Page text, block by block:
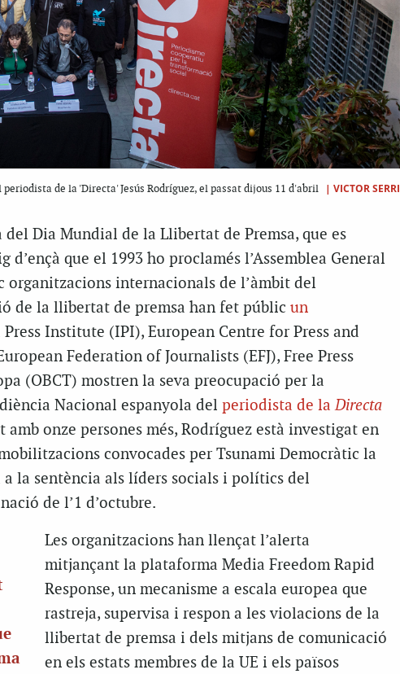
de la 'Directa' Jesús Rodríguez, el passat dijous 11 d'abril | VICTOR SERRI
Dia Mundial de la Llibertat de Premsa, que es
d’ençà que el 1993 ho proclamés l’Assemblea General
organitzacions internacionals de l’àmbit del
de la llibertat de premsa han fet públic un
Institute (IPI), European Centre for Press and
Federation of Journalists (EFJ), Free Press
(OBCT) mostren la seva preocupació per la
Nacional espanyola del periodista de laDirecta
amb onze persones més, Rodríguez està investigat en
convocades per Tsunami Democràtic la
a la sentència als líders socials i polítics del
de l’1 d’octubre.
Les organitzacions han llençat l’alerta
mitjançant la plataforma Media Freedom Rapid
Response, un mecanisme a escala europea que
rastreja, supervisa i respon a les violacions de la
llibertat de premsa i dels mitjans de comunicació
en els estats membres de la UE i els països